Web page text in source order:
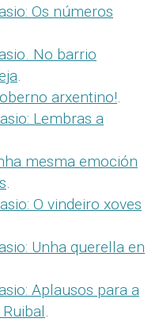
Os números
No barrio
.
arxentino!.
Lembras a
mesma emoción
.
O vindeiro xoves
Unha querella en
Aplausos para a
.